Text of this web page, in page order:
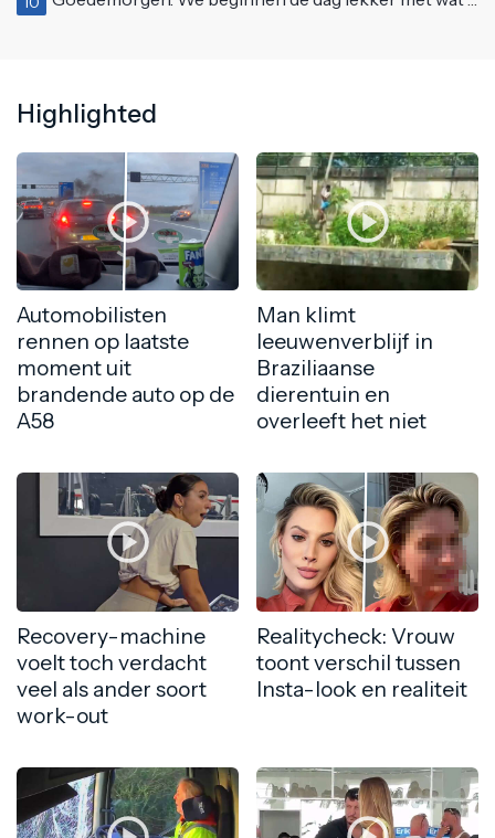
Highlighted
Automobilisten
rennen op laatste
moment uit
brandende auto op de
A58
Man klimt
leeuwenverblijf in
Braziliaanse
dierentuin en
overleeft het niet
Recovery-machine
voelt toch verdacht
veel als ander soort
work-out
Realitycheck: Vrouw
toont verschil tussen
Insta-look en realiteit